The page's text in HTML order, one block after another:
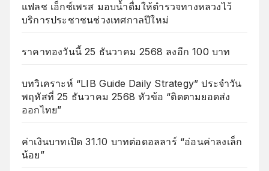
แฟลช เอ็กซ์เพรส มอบน้ำดื่มให้ตำรวจทางหลวงไว้
บริการประชาชนช่วงเทศกาลปีใหม่
ราคาทองวันนี้ 25 ธันวาคม 2568 ลงอีก 100 บาท
บทวิเคราะห์ “LIB Guide Daily Strategy” ประจำวัน
พฤหัสที่ 25 ธันวาคม 2568 หัวข้อ “ติดตามยอดส่ง
ออกไทย”
ค่าเงินบาทเปิด 31.10 บาทต่อดอลลาร์ “อ่อนค่าลงเล็ก
น้อย”